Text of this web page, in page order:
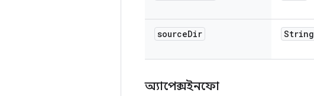
sourceDir String
অ্যাপেক্সইনফো